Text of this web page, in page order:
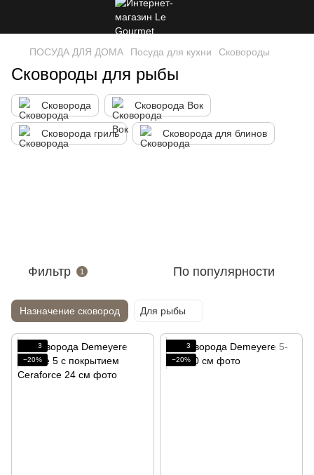
ПОСУДА ДЛЯ ДОМА Посуда для кухни Сковороды
Сковороды для рыбы
Сковорода Сковорода Вок
Сковорода гриль Сковорода для блинов
Фильтр 1 По популярности
Назначение сковород Для рыбы
3
−20%
3
−20%